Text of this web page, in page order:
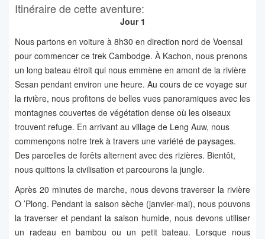
Itinéraire de cette aventure:
Jour 1
Nous partons en voiture à 8h30 en direction nord de Voensai
pour commencer ce trek Cambodge. À Kachon, nous prenons
un long bateau étroit qui nous emmène en amont de la rivière
Sesan pendant environ une heure. Au cours de ce voyage sur
la rivière, nous profitons de belles vues panoramiques avec les
montagnes couvertes de végétation dense où les oiseaux
trouvent refuge. En arrivant au village de Leng Auw, nous
commençons notre trek à travers une variété de paysages.
Des parcelles de forêts alternent avec des rizières. Bientôt,
nous quittons la civilisation et parcourons la jungle.
Après 20 minutes de marche, nous devons traverser la rivière
O ’Plong. Pendant la saison sèche (janvier-mai), nous pouvons
la traverser et pendant la saison humide, nous devons utiliser
un radeau en bambou ou un petit bateau. Lorsque nous